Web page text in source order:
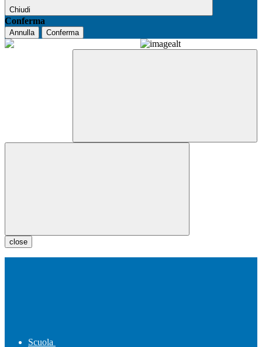
Chiudi
Conferma
Annulla Conferma
close
Scuola